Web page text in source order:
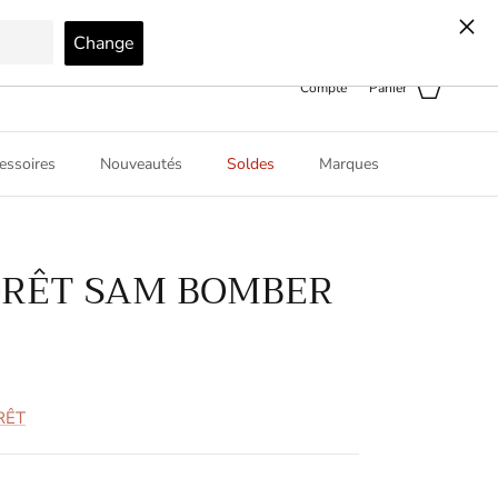
Boutique Virtuelle 360
Compte Panier
Nouveautés Soldes Marques
SAM BOMBER